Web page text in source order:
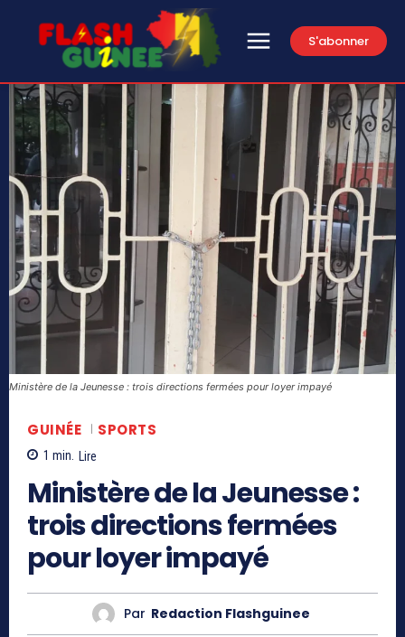
S'abonner
Ministère de la Jeunesse : trois directions fermées pour loyer impayé
GUINÉE SPORTS
1 min. Lire
Ministère de la Jeunesse :
trois directions fermées
pour loyer impayé
Par Redaction Flashguinee